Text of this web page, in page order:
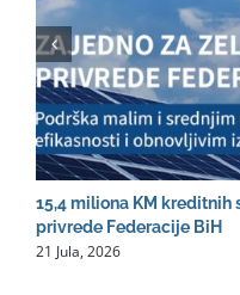
15,4 miliona KM kreditnih
privrede Federacije BiH
21 Jula, 2026